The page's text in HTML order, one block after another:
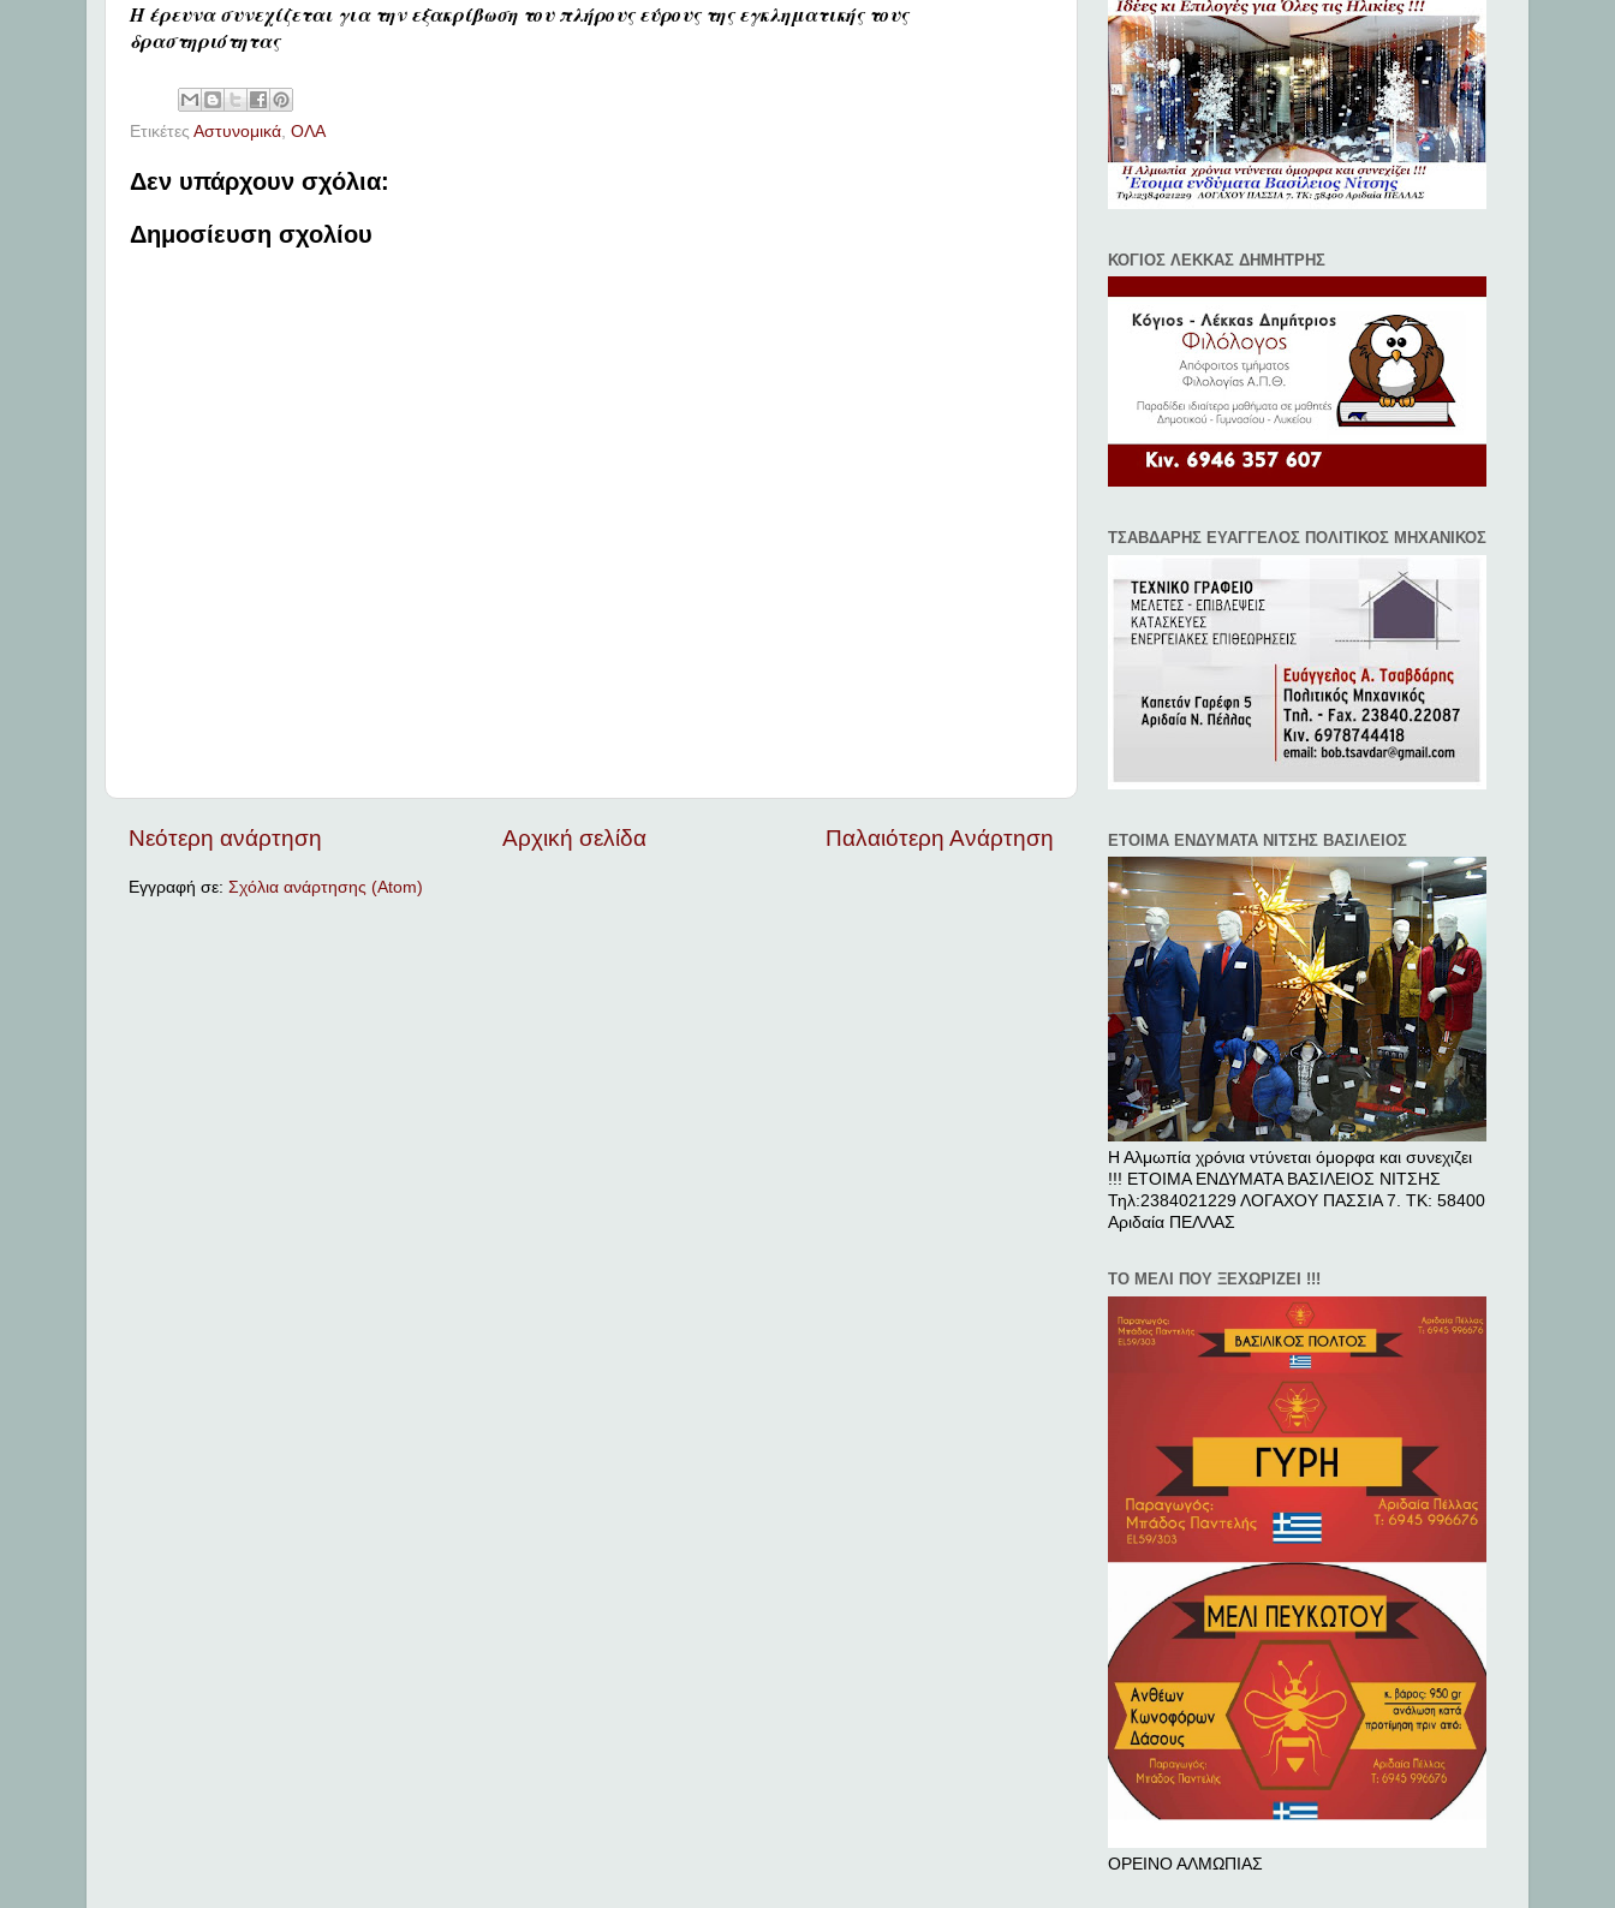
Η έρευνα συνεχίζεται για την εξακρίβωση του πλήρους εύρους της εγκληματικής τους
δραστηριότητας
Ετικέτες Αστυνομικά, ΟΛΑ
Δεν υπάρχουν σχόλια:
Δημοσίευση σχολίου
Νεότερη ανάρτηση Παλαιότερη Ανάρτηση
Αρχική σελίδα
Εγγραφή σε: Σχόλια ανάρτησης (Atom)
ΚΟΓΙΟΣ ΛΕΚΚΑΣ ΔΗΜΗΤΡΗΣ
ΤΣΑΒΔΑΡΗΣ ΕΥΑΓΓΕΛΟΣ ΠΟΛΙΤΙΚΟΣ ΜΗΧΑΝΙΚΟΣ
ΕΤΟΙΜΑ ΕΝΔΥΜΑΤΑ ΝΙΤΣΗΣ ΒΑΣΙΛΕΙΟΣ
Η Αλμωπία χρόνια ντύνεται όμορφα και συνεχιζει
!!! ΕΤΟΙΜΑ ΕΝΔΥΜΑΤΑ ΒΑΣΙΛΕΙΟΣ ΝΙΤΣΗΣ
Τηλ:2384021229 ΛΟΓΑΧΟΥ ΠΑΣΣΙΑ 7. ΤΚ: 58400
Αριδαία ΠΕΛΛAΣ
ΤΟ ΜΕΛΙ ΠΟΥ ΞΕΧΩΡΙΖΕΙ !!!
ΟΡΕΙΝΟ ΑΛΜΩΠΙΑΣ